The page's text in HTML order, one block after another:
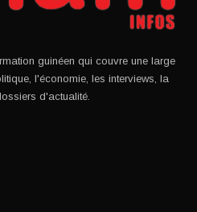
guinéen qui couvre une large
l'économie, les interviews, la
d'actualité.